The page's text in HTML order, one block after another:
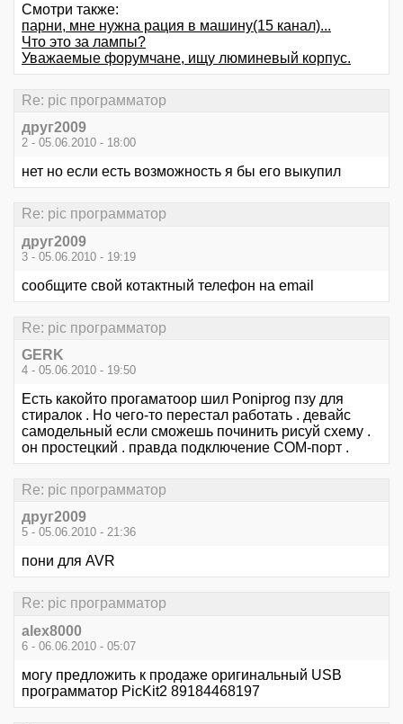
Смотри также:
парни, мне нужна рация в машину(15 канал)...
Что это за лампы?
Уважаемые форумчане, ищу люминевый корпус.
Re: pic программатор
друг2009
2 - 05.06.2010 - 18:00
нет но если есть возможность я бы его выкупил
Re: pic программатор
друг2009
3 - 05.06.2010 - 19:19
сообщите свой котактный телефон на email
Re: pic программатор
GERK
4 - 05.06.2010 - 19:50
Есть какойто прогаматоор шил Poniprog пзу для
стиралок . Но чего-то перестал работать . девайс
самодельный если сможешь починить рисуй схему .
он простецкий . правда подключение COM-порт .
Re: pic программатор
друг2009
5 - 05.06.2010 - 21:36
пони для AVR
Re: pic программатор
alex8000
6 - 06.06.2010 - 05:07
могу предложить к продаже оригинальный USB
программатор PicKit2 89184468197